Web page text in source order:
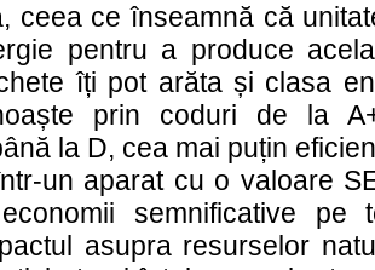
ceea ce înseamnă că
pentru a produce
îți pot arăta și clasa
prin coduri de la
la D, cea mai puțin
un aparat cu o valoare
semnificative pe
asupra resurselor